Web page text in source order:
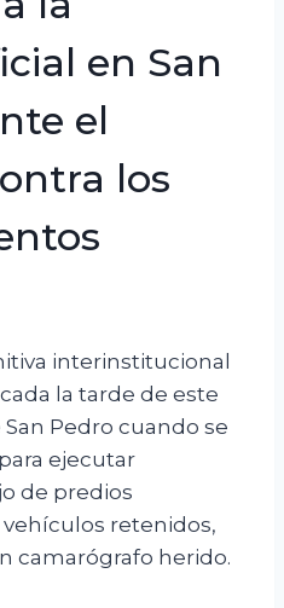
en San
el
los
interinstitucional
la tarde de este
Pedro cuando se
ejecutar
de predios
retenidos,
camarógrafo herido.